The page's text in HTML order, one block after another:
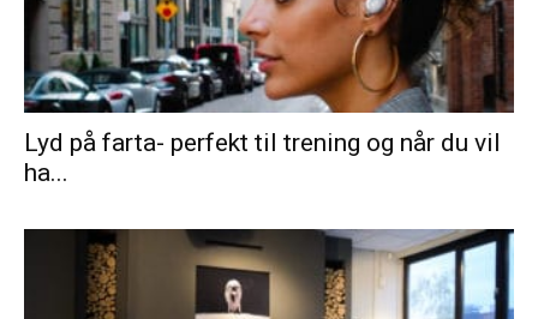
Lyd på farta- perfekt til trening og når du vil
ha...